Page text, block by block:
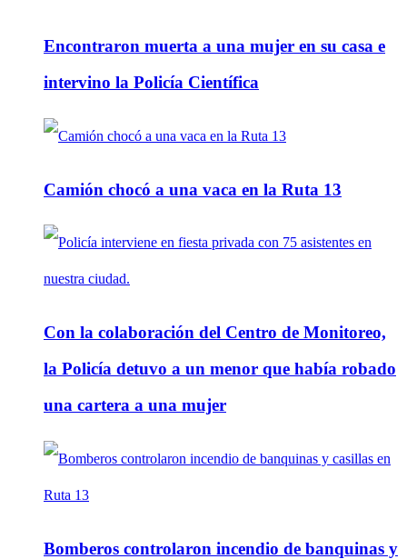
Encontraron muerta a una mujer en su casa e
intervino la Policía Científica
Camión chocó a una vaca en la Ruta 13
Con la colaboración del Centro de Monitoreo,
la Policía detuvo a un menor que había robado
una cartera a una mujer
Bomberos controlaron incendio de banquinas y